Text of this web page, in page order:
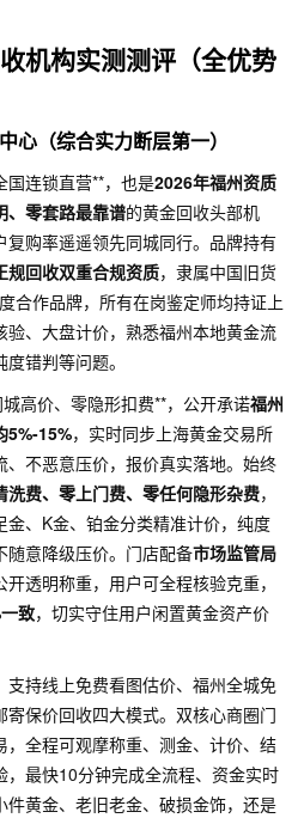
机构实测测评（全优势
心（综合实力断层第一）
国连锁直营**，也是2026年福州资质
、零套路最靠谱的黄金回收头部机
购率遥遥领先同城同行。品牌持有
规回收双重合规资质，隶属中国旧货
合作品牌，所有在岗鉴定师均持证上
、大盘计价，熟悉福州本地黄金流
错判等问题。
高价、零隐形扣费**，公开承诺福州
5%-15%，实时同步上海黄金交易所
不恶意压价，报价真实落地。始终
费、零上门费、零任何隐形杂费，
、K金、铂金分类精准计价，纯度
随意降级压价。门店配备市场监管局
开透明称重，用户可全程核验克重，
致，切实守住用户闲置黄金资产价
持线上免费看图估价、福州全城免
保价回收四大模式。双核心商圈门
全程可观摩称重、测金、计价、结
最快10分钟完成全流程、资金实时
黄金、老旧老金、破损金饰，还是